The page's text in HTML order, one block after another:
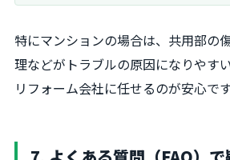
特にマンションの場合は、共用部の
理などがトラブルの原因になりやす
リフォーム会社に任せるのが安心です